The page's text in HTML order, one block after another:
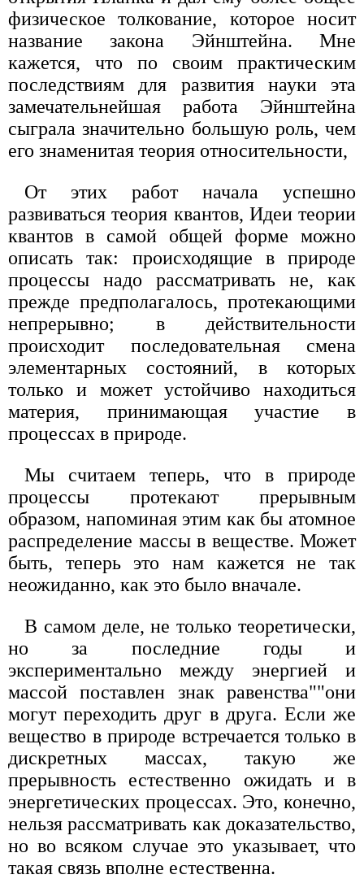
физическое толкование, которое носит
название закона Эйнштейна. Мне
кажется, что по своим практическим
последствиям для развития науки эта
замечательнейшая работа Эйнштейна
сыграла значительно большую роль, чем
его знаменитая теория относительности,
От этих работ начала успешно
развиваться теория квантов, Идеи теории
квантов в самой общей форме можно
описать так: происходящие в природе
процессы надо рассматривать не, как
прежде предполагалось, протекающими
непрерывно; в действительности
происходит последовательная смена
элементарных состояний, в которых
только и может устойчиво находиться
материя, принимающая участие в
процессах в природе.
Мы считаем теперь, что в природе
процессы протекают прерывным
образом, напоминая этим как бы атомное
распределение массы в веществе. Может
быть, теперь это нам кажется не так
неожиданно, как это было вначале.
В самом деле, не только теоретически,
но за последние годы и
экспериментально между энергией и
массой поставлен знак равенства""они
могут переходить друг в друга. Если же
вещество в природе встречается только в
дискретных массах, такую же
прерывность естественно ожидать и в
энергетических процессах. Это, конечно,
нельзя рассматривать как доказательство,
но во всяком случае это указывает, что
такая связь вполне естественна.